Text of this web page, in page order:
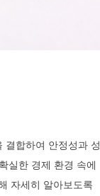
결합하여 안정성과 성
실한 경제 환경 속에
자세히 알아보도록